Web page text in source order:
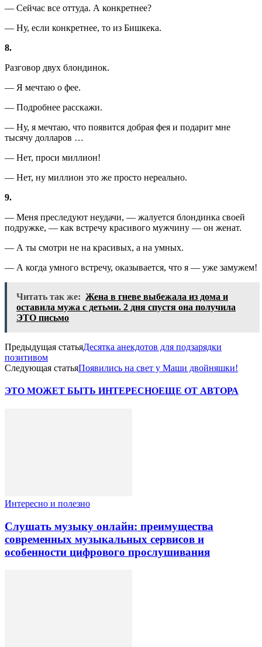
— Сейчас все оттуда. А конкретнее?
— Ну, если конкретнее, то из Бишкека.
8.
Разговор двух блондинок.
— Я мечтаю о фее.
— Подробнее расскажи.
— Ну, я мечтаю, что появится добрая фея и подарит мне
тысячу долларов …
— Нет, проси миллион!
— Нет, ну миллион это же просто нереально.
9.
— Меня преследуют неудачи, — жалуется блондинка своей
подружке, — как встречу красивого мужчину — он женат.
— А ты смотри не на красивых, а на умных.
— А когда умного встречу, оказывается, что я — уже замужем!
Читать так же: Жена в гневе выбежала из дома и
оставила мужа с детьми. 2 дня спустя она получила
ЭТО письмо
Предыдущая статьяДесятка анекдотов для подзарядки
позитивом
Следующая статьяПоявились на свет у Маши двойняшки!
ЭТО МОЖЕТ БЫТЬ ИНТЕРЕСНОЕЩЕ ОТ АВТОРА
Интересно и полезно
Слушать музыку онлайн: преимущества
современных музыкальных сервисов и
особенности цифрового прослушивания